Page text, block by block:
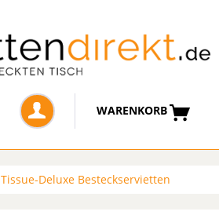
WARENKORB
Tissue-Deluxe Besteckservietten